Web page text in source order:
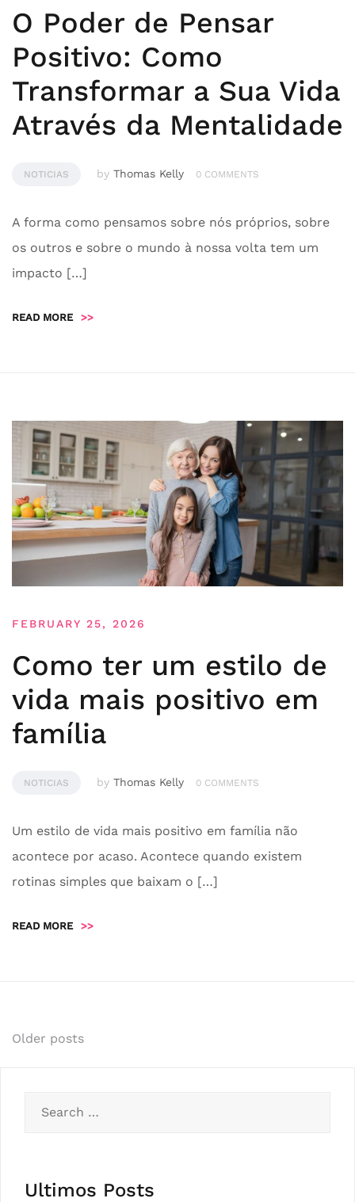
O Poder de Pensar
Positivo: Como
Transformar a Sua Vida
Através da Mentalidade
NOTICIAS by Thomas Kelly 0 COMMENTS
A forma como pensamos sobre nós próprios, sobre
os outros e sobre o mundo à nossa volta tem um
impacto […]
READ MORE >>
FEBRUARY 25, 2026
Como ter um estilo de
vida mais positivo em
família
NOTICIAS by Thomas Kelly 0 COMMENTS
Um estilo de vida mais positivo em família não
acontece por acaso. Acontece quando existem
rotinas simples que baixam o […]
READ MORE >>
Posts
Older posts
for:
Ultimos Posts